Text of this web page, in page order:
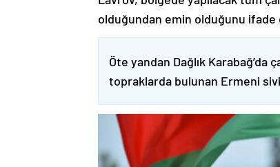
olduğundan emin olduğunu ifade
Öte yandan Dağlık Karabağ’da
topraklarda bulunan Ermeni